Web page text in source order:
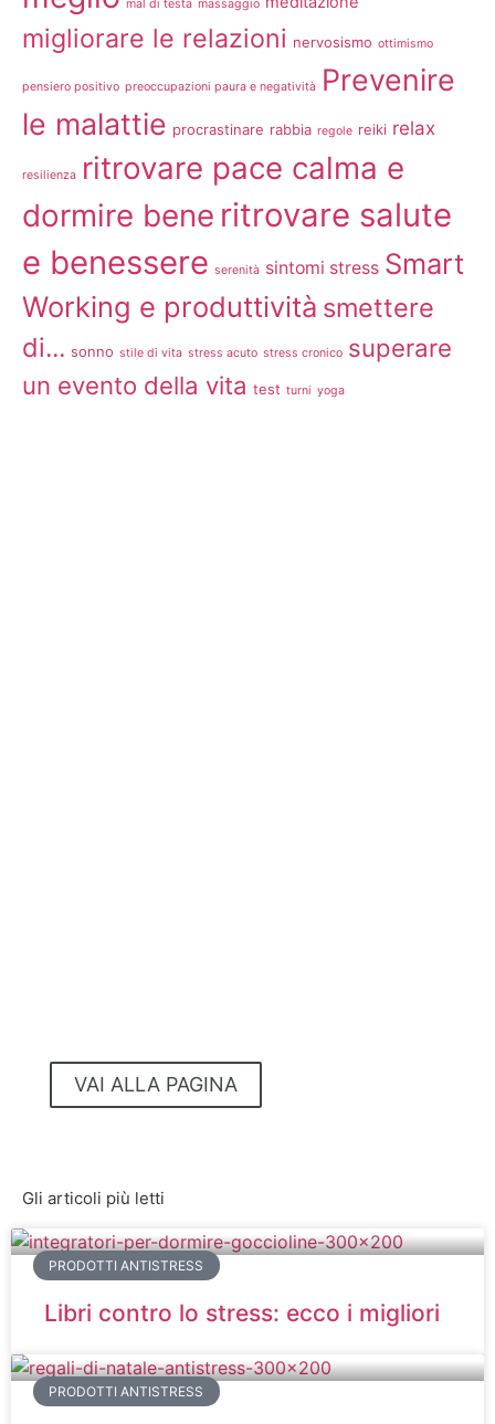
mal di testa massaggio
migliorare le relazioni nervosismo ottimismo
pensiero positivo preoccupazioni paura e negatività Prevenire
le malattie procrastinare rabbia regole reiki relax
resilienza ritrovare pace calma e
dormire bene ritrovare salute
e benessere serenità sintomi stress Smart
Working e produttività smettere
di... sonno stile di vita stress acuto stress cronico superare
un evento della vita test turni yoga
VAI ALLA PAGINA
NO STRESS
Gli articoli più letti
PRODOTTI ANTISTRESS
Libri contro lo stress: ecco i migliori
PRODOTTI ANTISTRESS